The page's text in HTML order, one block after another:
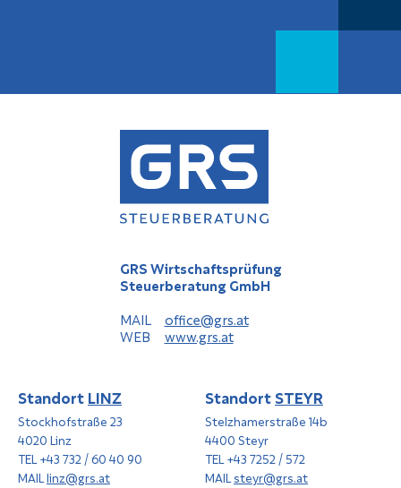
GRS Wirtschaftsprüfung
Steuerberatung GmbH
MAIL
office@grs.at
WEB www.grs.at
StandortLINZ
Stockhofstraße 23
4020 Linz
TEL +43 732 / 60 40 90
MAILlinz@grs.at
StandortSTEYR
Stelzhamerstraße 14b
4400 Steyr
TEL +43 7252 / 572
MAILsteyr@grs.at